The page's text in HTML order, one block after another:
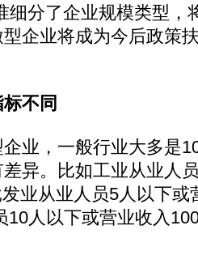
细分了企业规模类型，
企业将成为今后政策
不同
，一般行业大多是
异。比如工业从业人
业从业人员5人以下或
10人以下或营业收入